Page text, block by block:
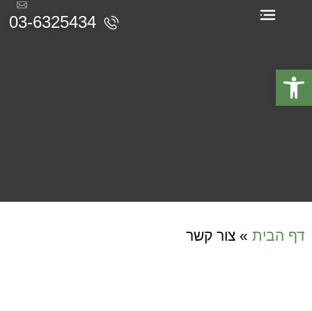
03-6325434
דף הבית » צור קשר
פתח סרגל נגישות